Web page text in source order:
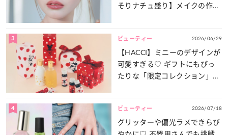
そりナチュ盛り】メイクの作り
3 ビューティー 2026/06/29
【HACCI】ミニーのデザインが
可愛すぎる♡ ギフトにもぴっ
たりな「限定コレクション」が
4 ビューティー 2026/07/18
グリッターや偏光ラメできらび